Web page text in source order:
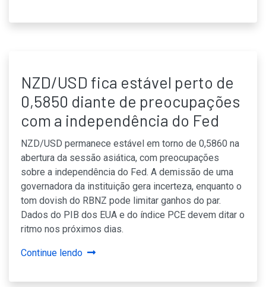
NZD/USD fica estável perto de
0,5850 diante de preocupações
com a independência do Fed
NZD/USD permanece estável em torno de 0,5860 na
abertura da sessão asiática, com preocupações
sobre a independência do Fed. A demissão de uma
governadora da instituição gera incerteza, enquanto o
tom dovish do RBNZ pode limitar ganhos do par.
Dados do PIB dos EUA e do índice PCE devem ditar o
ritmo nos próximos dias.
Continue lendo